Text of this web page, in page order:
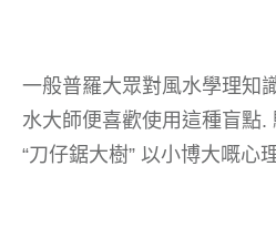
一般普羅大眾對風水學理知
水大師便喜歡使用這種盲點.
“刀仔鋸大樹” 以小博大嘅心